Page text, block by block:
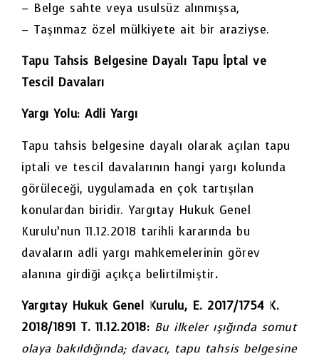
– Belge sahte veya usulsüz alınmışsa,
– Taşınmaz özel mülkiyete ait bir araziyse.
Tapu Tahsis Belgesine Dayalı Tapu İptal ve
Tescil Davaları
Yargı Yolu: Adli Yargı
Tapu tahsis belgesine dayalı olarak açılan tapu
iptali ve tescil davalarının hangi yargı kolunda
görüleceği, uygulamada en çok tartışılan
konulardan biridir. Yargıtay Hukuk Genel
Kurulu’nun 11.12.2018 tarihli kararında bu
davaların adli yargı mahkemelerinin görev
alanına girdiği açıkça belirtilmiştir.
Yargıtay Hukuk Genel Kurulu, E. 2017/1754 K.
2018/1891 T. 11.12.2018: Bu ilkeler ışığında somut
olaya bakıldığında; davacı, tapu tahsis belgesine